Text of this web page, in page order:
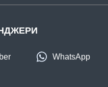
WhatsApp